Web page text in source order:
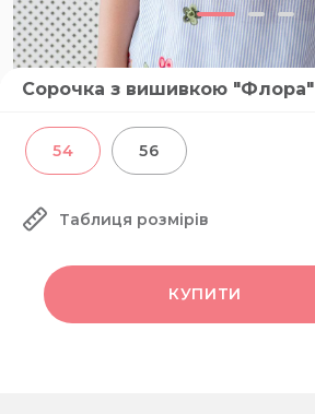
Сорочка з вишивкою "Флора"
54 56
Таблиця розмірів
КУПИТИ